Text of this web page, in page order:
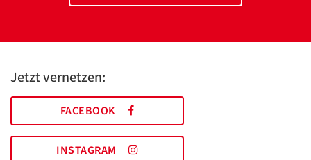
Jetzt vernetzen:
FACEBOOK
INSTAGRAM